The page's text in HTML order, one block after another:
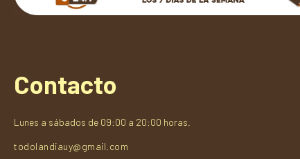
Contacto
Lunes a sábados de 09:00 a 20:00 horas.
todolandiauy@gmail.com